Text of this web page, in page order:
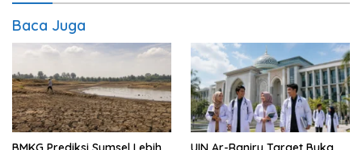
Baca Juga